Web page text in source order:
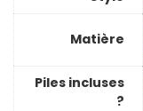
Matière
Piles incluses
?